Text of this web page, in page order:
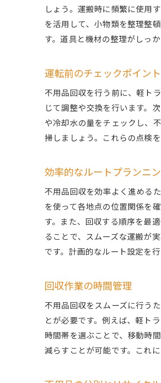
しょう。運搬時に頻繁に使用
を活用して、小物類を整理整
す。道具と機材の整理がしっ
運転前のチェックポイント
不用品回収を行う前に、軽ト
じて調整や交換を行います。
や冷却水の量をチェックし、
掃しましょう。これらの点検
効率的なルートプランニ
不用品回収を効率よく進める
を使って各地点の位置関係を
す。また、回収する順序を最
ることで、スムーズな運搬が
です。計画的なルート設定を
回収作業の時間管理
不用品回収をスムーズに行う
とが必要です。例えば、軽ト
時間帯を選ぶことで、移動時
減らすことが可能です。これ